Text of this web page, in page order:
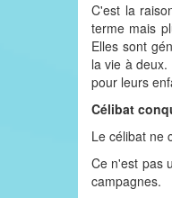
C'est la
terme mais
Elles sont
la vie à
pour leurs
Célibat
Le célibat ne
Ce n'est pas
campagnes.